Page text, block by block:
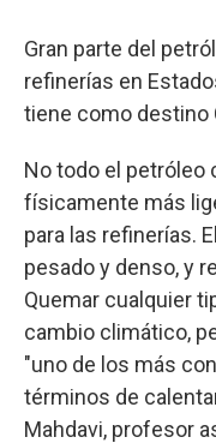
Gran parte del
refinerías en
tiene como destino
No todo el petróleo
físicamente más
para las refinerías.
pesado y denso, y
Quemar cualquier
cambio climático,
"uno de los más
términos de
Mahdavi, profesor